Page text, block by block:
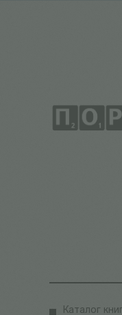
Каталог книг